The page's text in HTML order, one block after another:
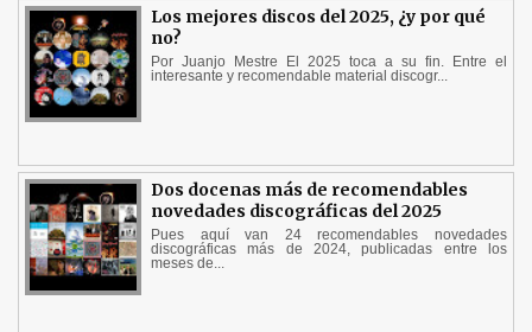
Los mejores discos del 2025, ¿y por qué
no?
Por Juanjo Mestre El 2025 toca a su fin. Entre el
interesante y recomendable material discogr...
Dos docenas más de recomendables
novedades discográficas del 2025
Pues aquí van 24 recomendables novedades
discográficas más de 2024, publicadas entre los
meses de...